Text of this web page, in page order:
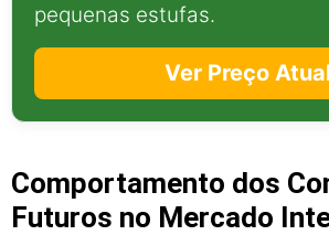
pequenas estufas.
Ver Preço
Comportamento dos
Futuros no Mercado